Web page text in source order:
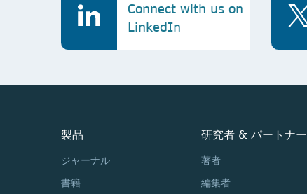
Connect with us on
LinkedIn
製品
ジャーナル
書籍
研究者 & パートナー
著者
編集者